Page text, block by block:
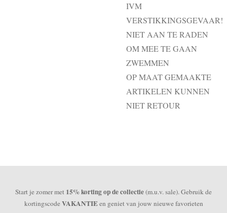
IVM
VERSTIKKINGSGEVAAR!
NIET AAN TE RADEN
OM MEE TE GAAN
ZWEMMEN
OP MAAT GEMAAKTE
ARTIKELEN KUNNEN
NIET RETOUR
Start je zomer met 15% korting op de collectie(m.u.v. sale). Gebruik de
kortingscodeVAKANTIEen geniet van jouw nieuwe favorieten